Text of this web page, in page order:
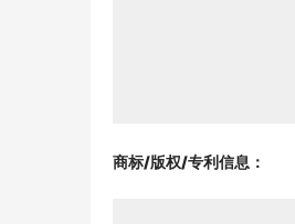
商标/版权/专利信息 ：